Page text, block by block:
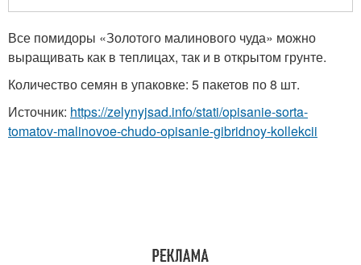
Все помидоры «Золотого малинового чуда» можно
выращивать как в теплицах, так и в открытом грунте.
Количество семян в упаковке: 5 пакетов по 8 шт.
Источник: https://zelynyjsad.info/stati/opisanie-sorta-
tomatov-malinovoe-chudo-opisanie-gibridnoy-kollekcii